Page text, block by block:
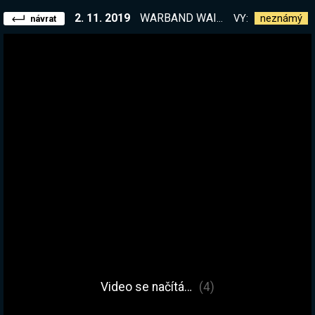
návrat 2. 11. 2019 WARBAND WAITING ROOM. Jdeme vytvořit vlastní království. VY: neznámý
Video se načítá… (4)